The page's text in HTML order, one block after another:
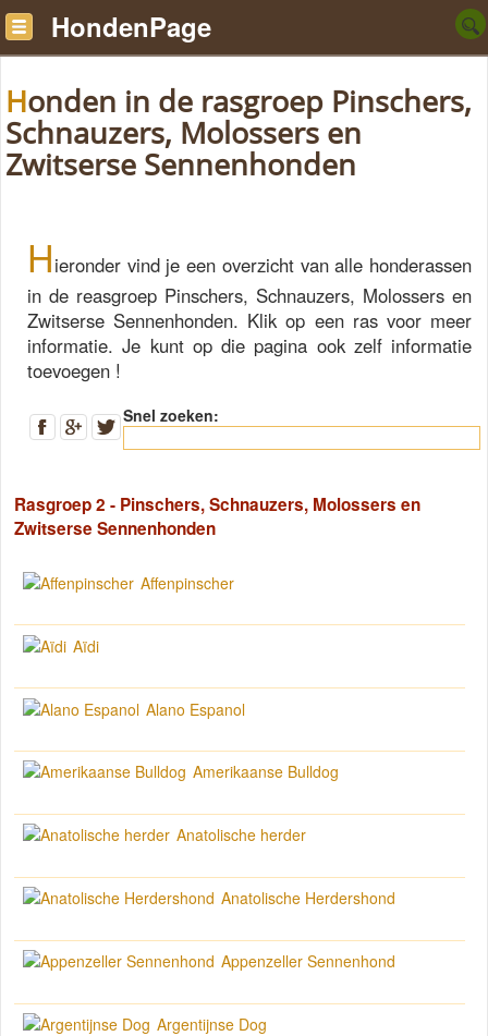
HondenPage
Honden in de rasgroep Pinschers,
Schnauzers, Molossers en
Zwitserse Sennenhonden
Hieronder vind je een overzicht van alle honderassen
in de reasgroep Pinschers, Schnauzers, Molossers en
Zwitserse Sennenhonden. Klik op een ras voor meer
informatie. Je kunt op die pagina ook zelf informatie
toevoegen !
Snel zoeken:
Rasgroep 2 - Pinschers, Schnauzers, Molossers en
Zwitserse Sennenhonden
Affenpinscher
Aïdi
Alano Espanol
Amerikaanse Bulldog
Anatolische herder
Anatolische Herdershond
Appenzeller Sennenhond
Argentijnse Dog